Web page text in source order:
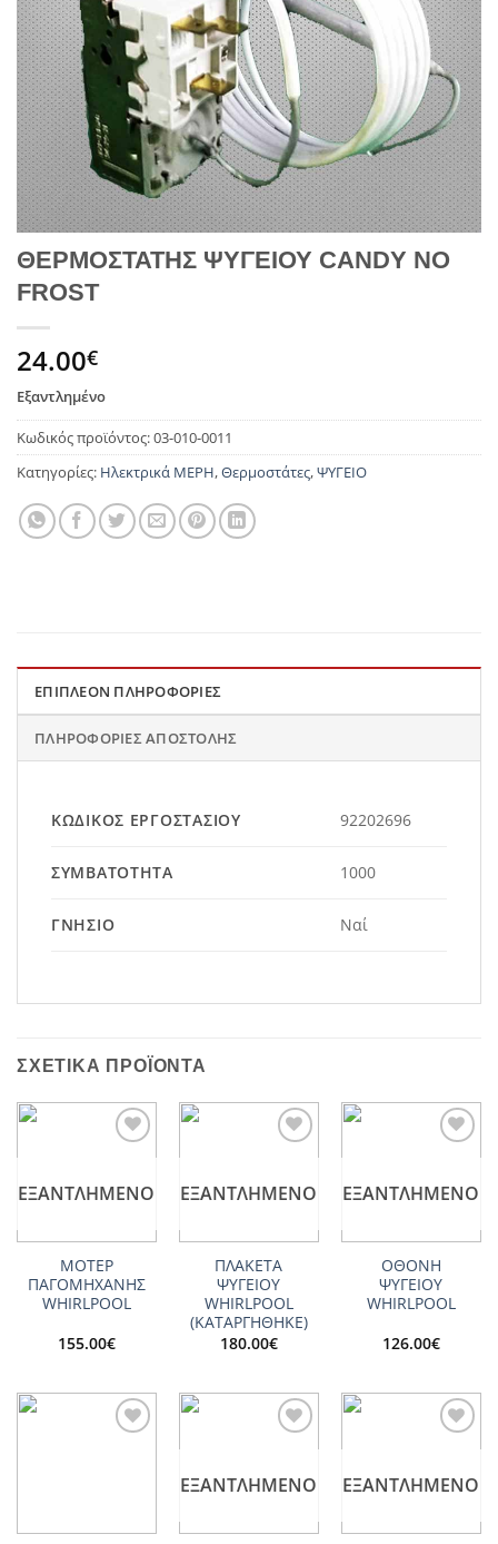
ΘΕΡΜΟΣΤΑΤΗΣ ΨΥΓΕΙΟΥ CANDY NO
FROST
24.00€
Εξαντλημένο
Κωδικός προϊόντος:03-010-0011
Κατηγορίες: Ηλεκτρικά ΜΕΡΗ,Θερμοστάτες,ΨΥΓΕΙΟ
ΕΠΙΠΛΈΟΝ ΠΛΗΡΟΦΟΡΊΕΣ
ΠΛΗΡΟΦΟΡΊΕΣ ΑΠΟΣΤΟΛΉΣ
ΚΩΔΙΚΌΣ ΕΡΓΟΣΤΑΣΊΟΥ 92202696
ΣΥΜΒΑΤΌΤΗΤΑ 1000
ΓΝΉΣΙΟ Ναί
ΣΧΕΤΙΚΆ ΠΡΟΪΌΝΤΑ
ΕΞΑΝΤΛΗΜΈΝΟ
ΜΟΤΕΡ
ΠΑΓΟΜΗΧΑΝΗΣ
WHIRLPOOL
155.00€
ΕΞΑΝΤΛΗΜΈΝΟ
ΠΛΑΚΕΤΑ
ΨΥΓΕΙΟΥ
WHIRLPOOL
(ΚΑΤΑΡΓΗΘΗΚΕ)
180.00€
ΕΞΑΝΤΛΗΜΈΝΟ
ΟΘΟΝΗ
ΨΥΓΕΙΟΥ
WHIRLPOOL
126.00€
ΕΞΑΝΤΛΗΜΈΝΟ ΕΞΑΝΤΛΗΜΈΝΟ